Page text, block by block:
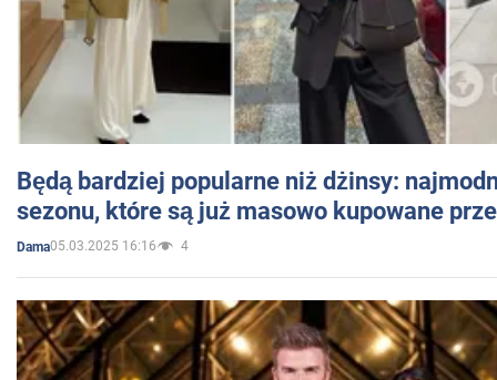
Będą bardziej popularne niż dżinsy:
sezonu, które są już masowo kupowane
Dama05.03.2025 16:16 4